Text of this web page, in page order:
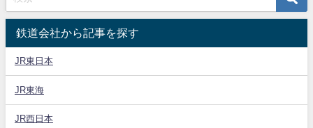
鉄道会社から記事を探す
JR東日本
JR東海
JR西日本